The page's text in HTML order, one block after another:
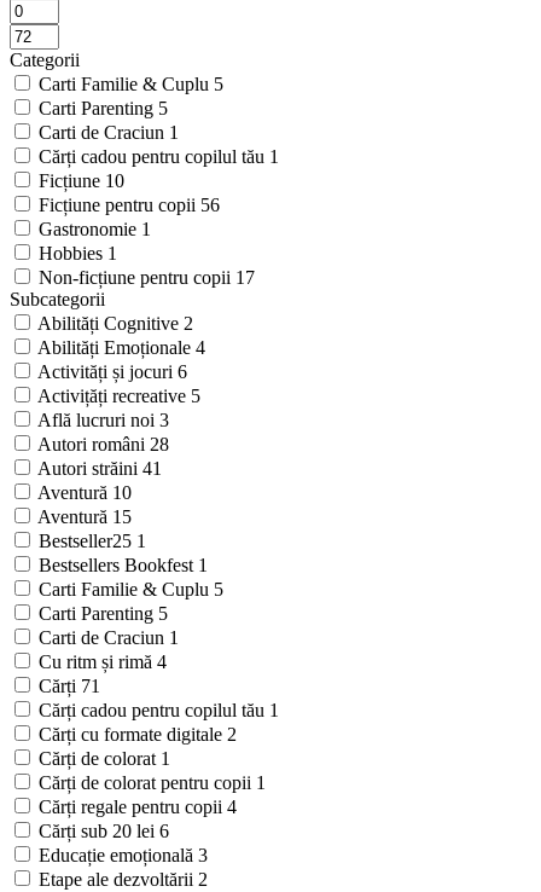
Categorii
Carti Familie & Cuplu 5
Carti Parenting 5
Carti de Craciun 1
Cărți cadou pentru copilul tău 1
Ficțiune 10
Ficțiune pentru copii 56
Gastronomie 1
Hobbies 1
Non-ficțiune pentru copii 17
Subcategorii
Abilități Cognitive 2
Abilități Emoționale 4
Activități și jocuri 6
Activițăți recreative 5
Află lucruri noi 3
Autori români 28
Autori străini 41
Aventură 10
Aventură 15
Bestseller25 1
Bestsellers Bookfest 1
Carti Familie & Cuplu 5
Carti Parenting 5
Carti de Craciun 1
Cu ritm și rimă 4
Cărți 71
Cărți cadou pentru copilul tău 1
Cărți cu formate digitale 2
Cărți de colorat 1
Cărți de colorat pentru copii 1
Cărți regale pentru copii 4
Cărți sub 20 lei 6
Educație emoțională 3
Etape ale dezvoltării 2